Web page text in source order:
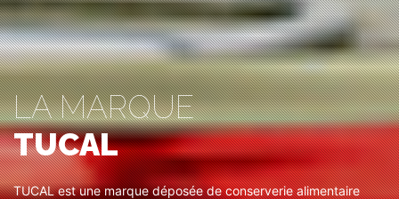
LA MARQUE
TUCAL
TUCAL est une marque déposée de conserverie alimentaire